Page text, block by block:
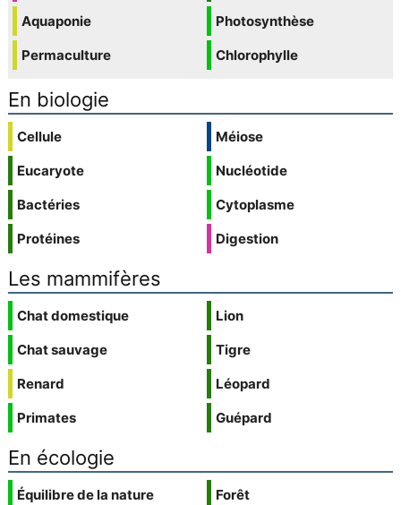
Aquaponie
Permaculture
Photosynthèse
Chlorophylle
En biologie
Cellule
Eucaryote
Bactéries
Protéines
Méiose
Nucléotide
Cytoplasme
Digestion
Les mammifères
Chat domestique
Chat sauvage
Renard
Primates
Lion
Tigre
Léopard
Guépard
En écologie
Équilibre de la nature
Forêt